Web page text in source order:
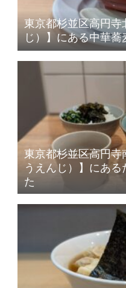
東京都杉並区高円寺
じ）】にある中華蕎
東京都杉並区高円寺
うえんじ）】にあ
た